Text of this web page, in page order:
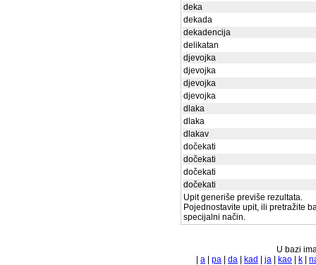
deka
dekada
dekadencija
delikatan
djevojka
djevojka
djevojka
djevojka
dlaka
dlaka
dlakav
dočekati
dočekati
dočekati
dočekati
Upit generiše previše rezultata.
Pojednostavite upit, ili pretražite
specijalni način.
U bazi
a pa da kad ja kao k